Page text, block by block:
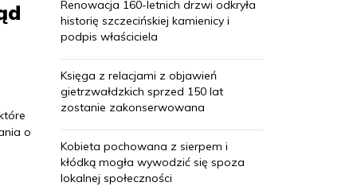
o
Renowacja 160-letnich drzwi odkryła
historię szczecińskiej kamienicy i
podpis właściciela
Księga z relacjami z objawień
gietrzwałdzkich sprzed 150 lat
zostanie zakonserwowana
Kobieta pochowana z sierpem i
kłódką mogła wywodzić się spoza
lokalnej społeczności